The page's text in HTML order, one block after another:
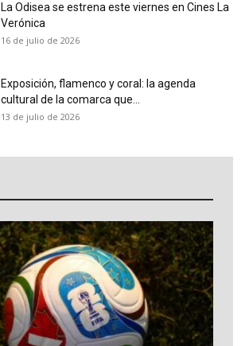
La Odisea se estrena este viernes en Cines La
Verónica
16 de julio de 2026
Exposición, flamenco y coral: la agenda
cultural de la comarca que...
13 de julio de 2026